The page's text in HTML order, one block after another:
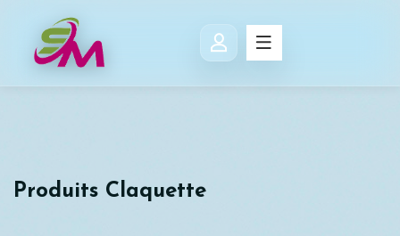
Produits Claquette